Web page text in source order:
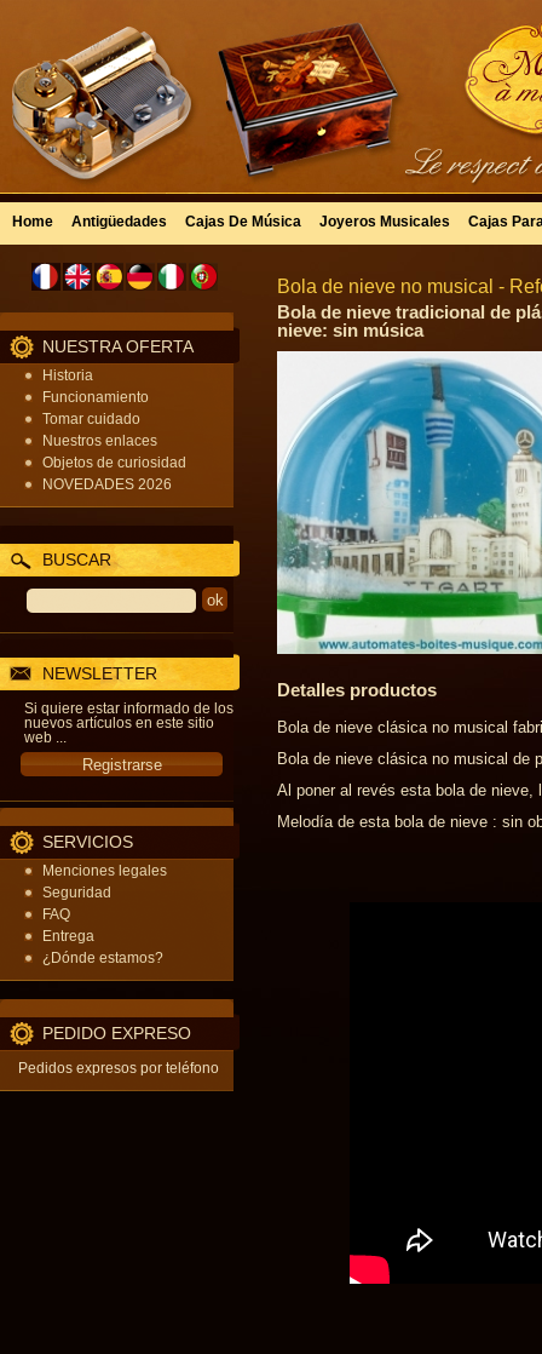
Home Antigüedades Cajas De Música Joyeros Musicales Cajas
NUESTRA OFERTA
Historia
Funcionamiento
Tomar cuidado
Nuestros enlaces
Objetos de curiosidad
NOVEDADES 2026
BUSCAR
NEWSLETTER
Si quiere estar informado de los
nuevos artículos en este sitio
web ...
SERVICIOS
Menciones legales
Seguridad
FAQ
Entrega
¿Dónde estamos?
PEDIDO EXPRESO
Pedidos expresos por teléfono
Bola de nieve no musical -
Bola de nieve tradicional de
nieve: sin música
Detalles productos
Bola de nieve clásica no musical
Bola de nieve clásica no musical de
Al poner al revés esta bola de nieve,
Melodía de esta bola de nieve : sin